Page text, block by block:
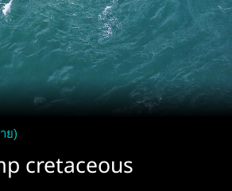
ย)
cretaceous